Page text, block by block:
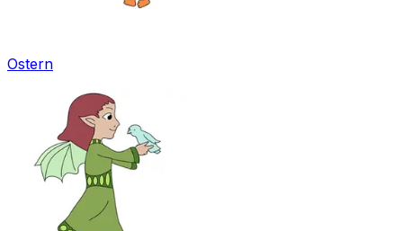
Ostern